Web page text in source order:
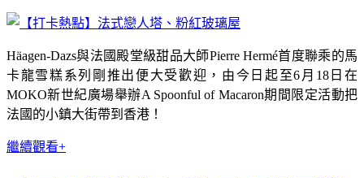
Häagen-Dazs與法國殿堂級甜品大師Pierre Hermé首度聯乘的馬
卡龍雪糕系列剛推出便大受歡迎，由今日起至6月18日在
MOKO新世紀廣場舉辦A Spoonful of Macaron期間限定活動把
法國的小鎮大街帶到香港！
繼續觀看+